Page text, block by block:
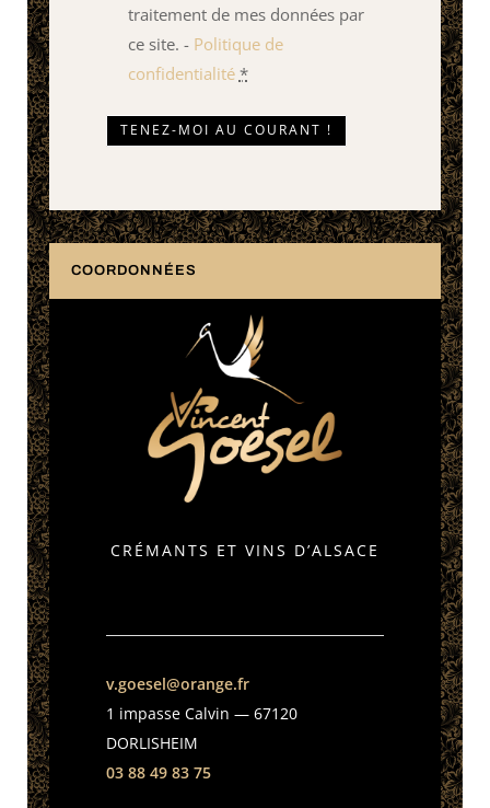
traitement de mes données par
ce site. - Politique de
confidentialité *
CRÉMANTS ET VINS D’ALSACE
v.goesel@orange.fr
1 impasse Calvin — 67120
DORLISHEIM
03 88 49 83 75
COORDONNÉES